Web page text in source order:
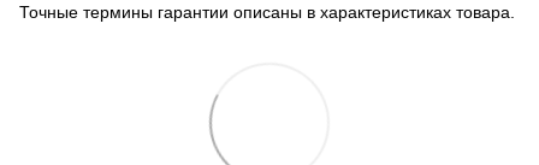
Точные термины гарантии описаны в характеристиках товара.